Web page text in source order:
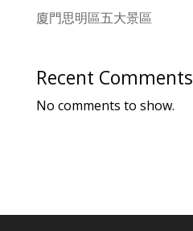
廈門思明區五大景區
Recent Comments
No comments to show.